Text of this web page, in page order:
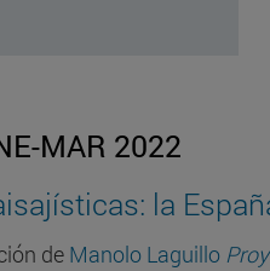
MAR 2022
la
de Manolo Laguillo